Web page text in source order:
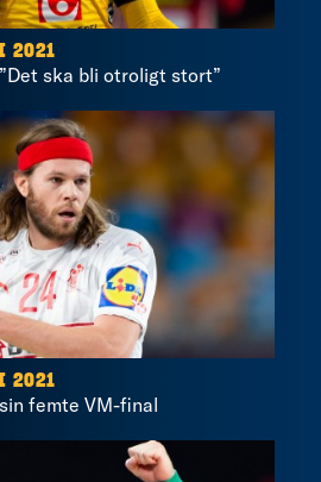
2021
ska bli otroligt stort”
2021
femte VM-final